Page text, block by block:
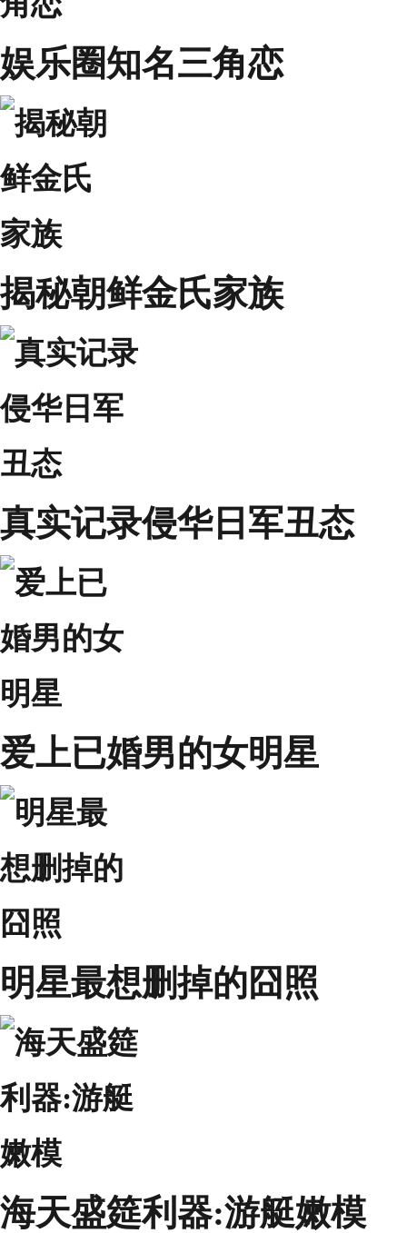
娱乐圈知名三角恋
揭秘朝鲜金氏家族
真实记录侵华日军丑态
爱上已婚男的女明星
明星最想删掉的囧照
海天盛筵利器:游艇嫩模